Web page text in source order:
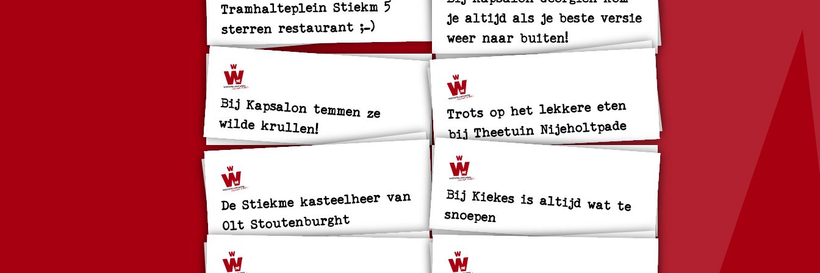
Tramhalteplein Stiekm 5
sterren restaurant ;-)
je altijd als je beste versie
weer naar buiten!
Bij Kapsalon temmen ze
wilde krullen!
Trots op het lekkere eten
bij Theetuin Nijeholtpade
De Stiekme kasteelheer van
Olt Stoutenburght
Bij Kiekes is altijd wat te
snoepen